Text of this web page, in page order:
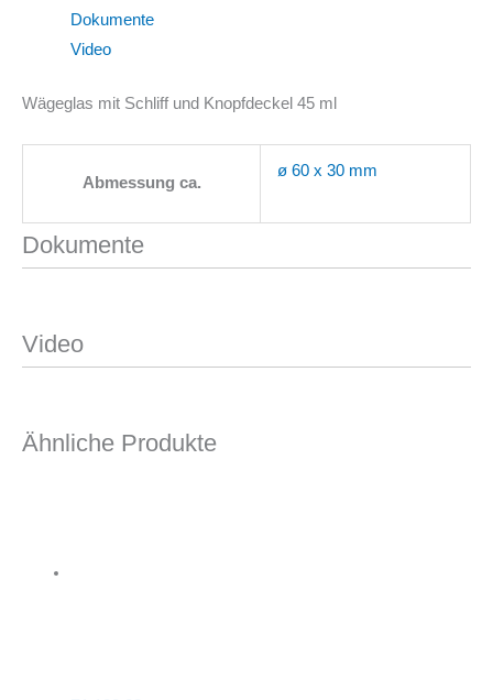
Dokumente
Video
Wägeglas mit Schliff und Knopfdeckel 45 ml
Abmessung ca.
ø 60 x 30 mm
Dokumente
Video
Ähnliche Produkte